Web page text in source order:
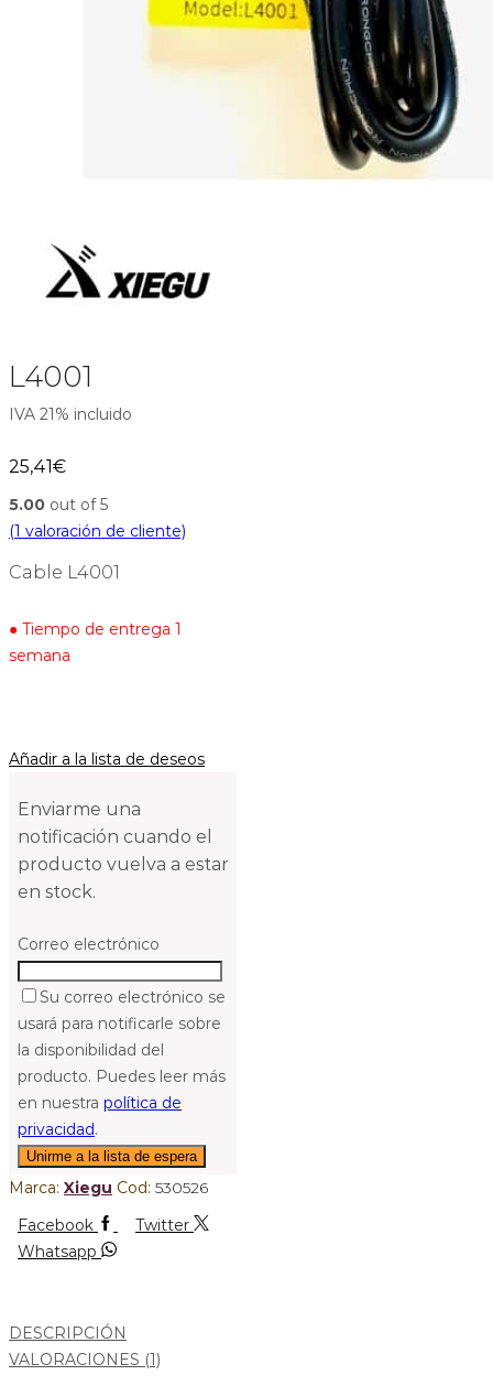
L4001
IVA 21% incluido
25,41€
5.00 out of 5
(1 valoración de cliente)
Cable L4001
● Tiempo de entrega 1
semana
Añadir a la lista de deseos
Enviarme una
notificación cuando el
producto vuelva a estar
en stock.
Correo electrónico
Su correo electrónico se
usará para notificarle sobre
la disponibilidad del
producto. Puedes leer más
en nuestra política de
privacidad.
Marca: Xiegu Cod: 530526
Facebook
Twitter
Whatsapp
DESCRIPCIÓN
VALORACIONES (1)